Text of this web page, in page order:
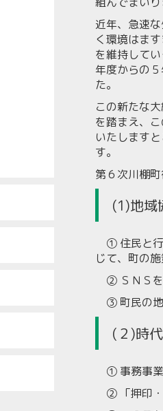
近年、急速
く環境はま
を維持して
年度からの
た。
この新たな
を踏まえ、
いたします
す。
第６次川棚
(1)地域
① 住民と行
じて、町の
② ＳＮＳを
③ 町民の地
(２)時
① 事務事業
② 「押印・